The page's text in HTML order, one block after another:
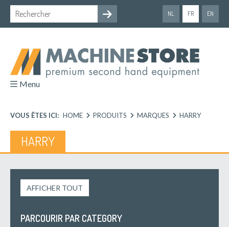
NL FR EN
Menu
VOUS ÊTES ICI: HOME PRODUITS MARQUES HARRY
HARRY
AFFICHER TOUT
PARCOURIR PAR CATEGORY